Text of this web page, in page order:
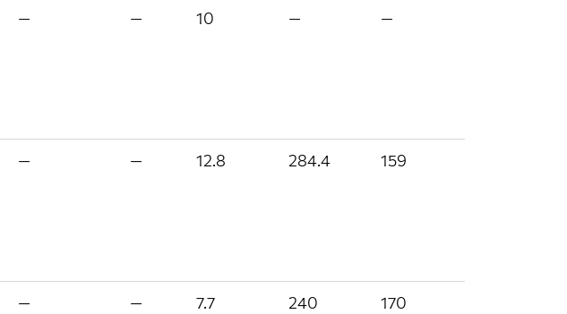
— — 10 — —
— — 12.8 284.4 159
— — 7.7 240 170